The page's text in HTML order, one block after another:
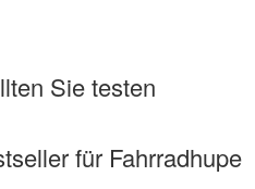
Sie testen
für Fahrradhupe